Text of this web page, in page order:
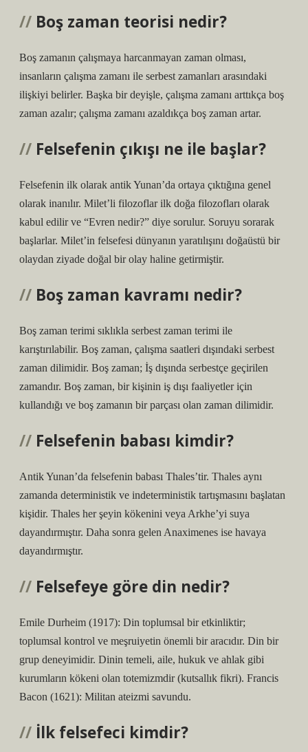
Boş zaman teorisi nedir?
Boş zamanın çalışmaya harcanmayan zaman olması,
insanların çalışma zamanı ile serbest zamanları arasındaki
ilişkiyi belirler. Başka bir deyişle, çalışma zamanı arttıkça boş
zaman azalır; çalışma zamanı azaldıkça boş zaman artar.
Felsefenin çıkışı ne ile başlar?
Felsefenin ilk olarak antik Yunan’da ortaya çıktığına genel
olarak inanılır. Milet’li filozoflar ilk doğa filozofları olarak
kabul edilir ve “Evren nedir?” diye sorulur. Soruyu sorarak
başlarlar. Milet’in felsefesi dünyanın yaratılışını doğaüstü bir
olaydan ziyade doğal bir olay haline getirmiştir.
Boş zaman kavramı nedir?
Boş zaman terimi sıklıkla serbest zaman terimi ile
karıştırılabilir. Boş zaman, çalışma saatleri dışındaki serbest
zaman dilimidir. Boş zaman; İş dışında serbestçe geçirilen
zamandır. Boş zaman, bir kişinin iş dışı faaliyetler için
kullandığı ve boş zamanın bir parçası olan zaman dilimidir.
Felsefenin babası kimdir?
Antik Yunan’da felsefenin babası Thales’tir. Thales aynı
zamanda deterministik ve indeterministik tartışmasını başlatan
kişidir. Thales her şeyin kökenini veya Arkhe’yi suya
dayandırmıştır. Daha sonra gelen Anaximenes ise havaya
dayandırmıştır.
Felsefeye göre din nedir?
Emile Durheim (1917): Din toplumsal bir etkinliktir;
toplumsal kontrol ve meşruiyetin önemli bir aracıdır. Din bir
grup deneyimidir. Dinin temeli, aile, hukuk ve ahlak gibi
kurumların kökeni olan totemizmdir (kutsallık fikri). Francis
Bacon (1621): Militan ateizmi savundu.
İlk felsefeci kimdir?